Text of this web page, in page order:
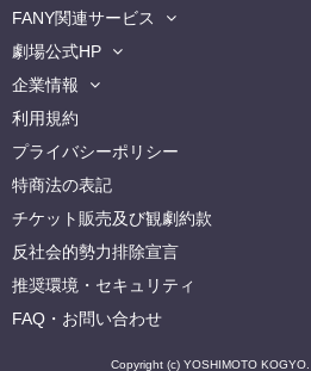
FANY関連サービス
劇場公式HP
企業情報
利用規約
プライバシーポリシー
特商法の表記
チケット販売及び観劇約款
反社会的勢力排除宣言
推奨環境・セキュリティ
FAQ・お問い合わせ
Copyright (c) YOSHIMOTO KOGYO.